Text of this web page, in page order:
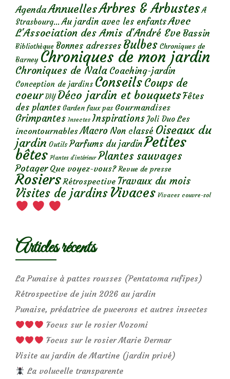
AgendaAnnuellesArbres & Arbustes A
Strasbourg... Au jardin avec les enfantsAvec
L'Association des Amis d'André Eve Bassin
Bibliothèque Bonnes adresses Bulbes Chroniques de
Barney Chroniques de mon jardin
Chroniques de Nala Coaching-jardin
Conception de jardins ConseilsCoups de
coeur DIY Déco jardin et bouquetsFêtes
des plantes Garden faux pas Gourmandises
Grimpantes Insectes Inspirations Joli Duo Les
incontournables Macro Non classé Oiseaux du
jardin Outils Parfums du jardinPetites
bêtes Plantes d’intérieur Plantes sauvages
Potager Que voyez-vous? Revue de presse
Rosiers Rétrospective Travaux du mois
Visites de jardins Vivaces Vivaces couvre-sol
Articles récents
La Punaise à pattes rousses (Pentatoma rufipes)
Rétrospective de juin 2026 au jardin
Punaise, prédatrice de pucerons et autres insectes
Focus sur le rosier Nozomi
Focus sur le rosier Marie Dermar
Visite au jardin de Martine (jardin privé)
La volucelle transparente